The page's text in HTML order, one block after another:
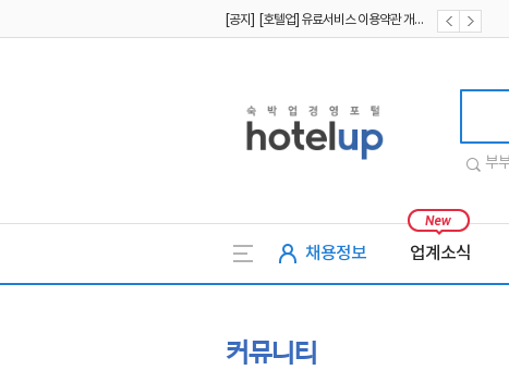
[공지] [호텔업] 유료서비스 이용약관 개정본2 (19.09.02)
부
채용정보 업계소식
커뮤니티